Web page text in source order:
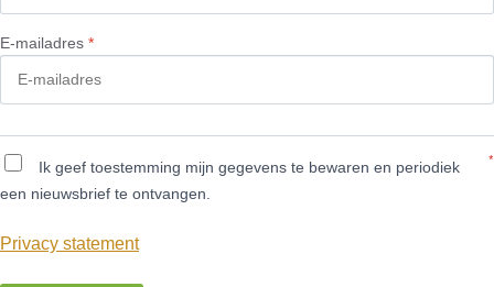
E-mailadres *
Ik geef toestemming mijn gegevens te bewaren en periodiek
een nieuwsbrief te ontvangen.
*
Privacy statement